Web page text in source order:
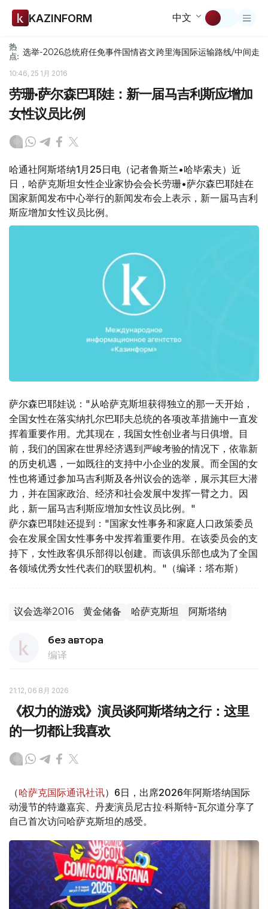
KAZINFORM 中文
热
点: 选举-2026总统府任免事件国情咨文跨里海国际运输路线/中间走廊
10:46, 25 1月 2016
劳珊•萨尔森巴耶娃：新一届马吉利斯应增加
女性议员比例
哈通社阿斯塔纳1月25日电（记者鲁斯兰•哈毕索夫）近
日，哈萨克斯坦女性企业家协会会长劳珊•萨尔森巴耶娃在
国家新闻发布中心举行的新闻发布会上表示，新一届马吉利
斯应增加女性议员比例。
萨尔森巴耶娃说："从哈萨克斯坦获得独立的那一天开始，
全国女性在落实纳扎尔巴耶夫总统的各项改革措施中一直发
挥着重要作用。尤其现在，我国女性创业者与日俱增。目
前，我们的国家在世界经济遇到严峻考验的情况下，依靠新
的历史机遇，一如既往的支持中小企业的发展。而全国的女
性也将通过参加马吉利斯及各州议会的选举，展示其巨大潜
力，并在国家政治、经济和社会发展中发挥一臂之力。因
此，新一届马吉利斯应增加女性议员比例。"
萨尔森巴耶娃还提到："国家女性事务和家庭人口政策委员
会在发展全国女性事务中发挥着重要作用。在该委员会的支
持下，女性政客俱乐部得以创建。而该俱乐部也成为了全国
各领域优秀女性代表们的联盟机构。"（编译：塔布斯）
议会选举2016 黄金储备 哈萨克斯坦 阿斯塔纳
без автора
编译
21:12, 06 8月 2026
《权力的游戏》演员谈阿斯塔纳之行：这里
的一切都让我喜欢
（哈萨克国际通讯社讯）6日，出席2026年阿斯塔纳国际
动漫节的特邀嘉宾、丹麦演员尼古拉·科斯特-瓦尔道分享了
自己首次访问哈萨克斯坦的感受。